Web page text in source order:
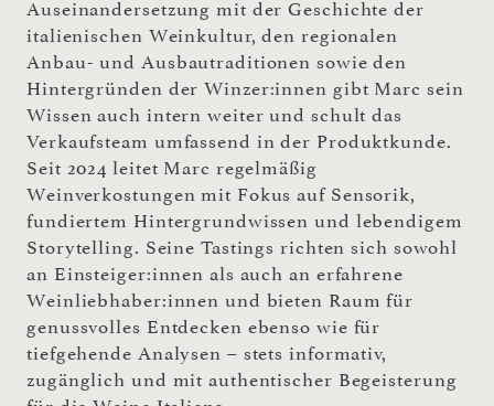
Auseinandersetzung mit der Geschichte der
italienischen Weinkultur, den regionalen
Anbau- und Ausbautraditionen sowie den
Hintergründen der Winzer:innen gibt Marc sein
Wissen auch intern weiter und schult das
Verkaufsteam umfassend in der Produktkunde.
Seit 2024 leitet Marc regelmäßig
Weinverkostungen mit Fokus auf Sensorik,
fundiertem Hintergrundwissen und lebendigem
Storytelling. Seine Tastings richten sich sowohl
an Einsteiger:innen als auch an erfahrene
Weinliebhaber:innen und bieten Raum für
genussvolles Entdecken ebenso wie für
tiefgehende Analysen – stets informativ,
zugänglich und mit authentischer Begeisterung